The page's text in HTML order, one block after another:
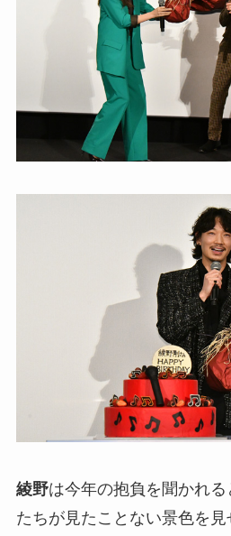
綾野は今年の抱負を聞かれ
たちが見たことない景色を